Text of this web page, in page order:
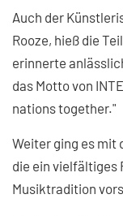
Auch der
Rooze, hieß die
erinnerte
das Motto von
nations together."
Weiter ging es mit
die ein vielfältiges
Musiktradition